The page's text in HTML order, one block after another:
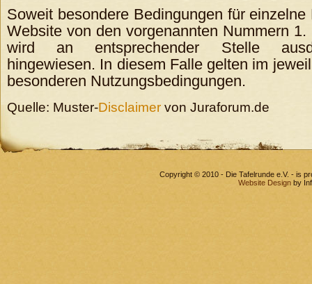
Soweit besondere Bedingungen für
Website von den vorgenannten Nummern
wird an entsprechender Stelle
hingewiesen. In diesem Falle gelten im
besonderen Nutzungsbedingungen.
Quelle: Muster-Disclaimer von Juraforum.de
Copyright © 2010 - Die Tafelrunde e.V. - is
Website Design by